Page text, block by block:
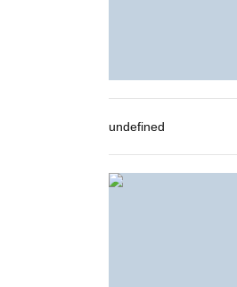
undefined